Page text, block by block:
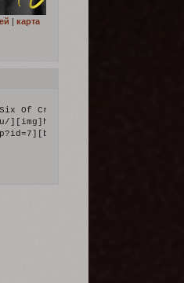
align][/quote]
| карта
Of Crows | Shadow and
][img]https://upforme.ru/
b][/url] |